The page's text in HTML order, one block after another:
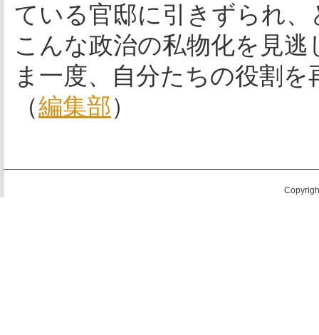
ている官邸に引きずられ
こんな政治の私物化を見
ま一度、自分たちの役割
（編集部）